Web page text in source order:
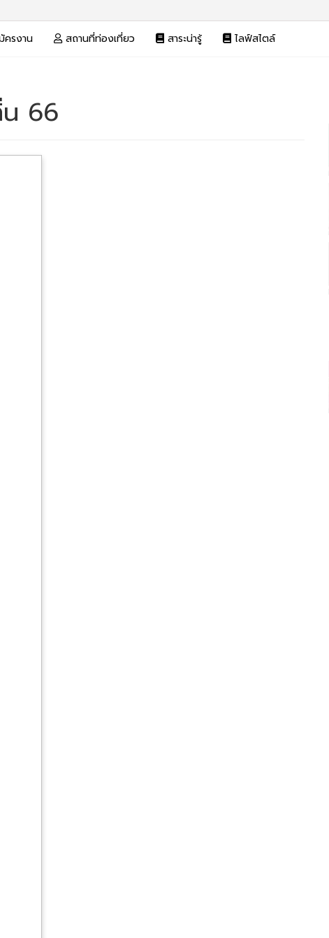
ครงาน สถานที่ท่องเที่ยว สาระน่ารู้ ไลฟ์สไตล์
66